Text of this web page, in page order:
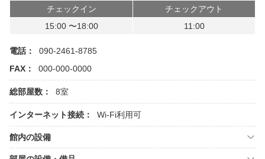
チェックイン
チェックアウト
15:00 〜18:00
11:00
電話：
090-2461-8785
FAX：
000-000-0000
総部屋数： 8室
インターネット接続： Wi-Fi利用可
館内の設備